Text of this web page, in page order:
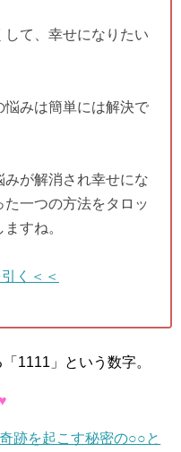
て、幸せになりたい
悩みは簡単には解決で
が解消され幸せにな
一つの方法をタロッ
すね。
く＜＜
1111」という数字。
跡を起こす秘密の○○と